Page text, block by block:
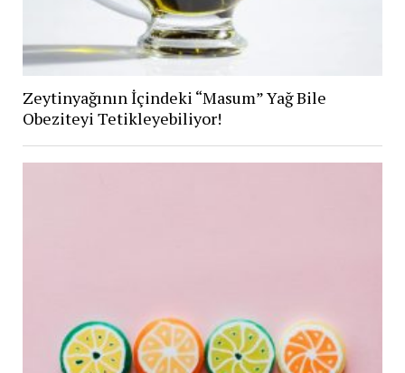
Zeytinyağının İçindeki “Masum” Yağ Bile
Obeziteyi Tetikleyebiliyor!